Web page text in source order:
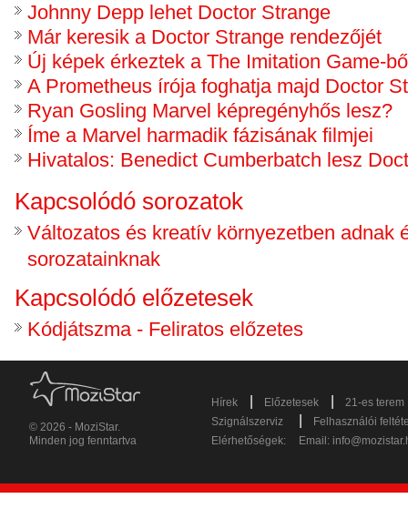
Johnny Depp lehet Doctor Strange
Már keresik a Doctor Strange rendezőjét
Új képek érkeztek a The Imitation Game-
A Prometheus írója foghatja majd Doctor
Ryan Gosling Marvel képregényhős lesz?
Íme a Marvel harmadik fázisának filmjei
Hivatalos: Benedict Cumberbatch lesz
Kapcsolódó sorozatok
Változatos és kreatív környezetben adnak
sorozatainknak
Kapcsolódó előzetesek
Kódjátszma - Feliratos előzetes
© 2026 - MoziStar.
Minden jog fenntartva
Hírek Előzetesek
21-es terem
Szignálszerviz
Felhasználói
Elérhetőségek:
Email: